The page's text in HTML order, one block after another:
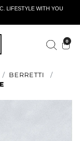
LIFESTYLE WITH YOU
0
BERRETTI
ATTIVO